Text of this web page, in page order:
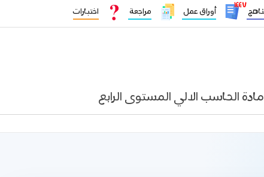
١٤٤٧
أوراق عمل مراجعة اختبارات
الحاسب الالي المستوى الرابع